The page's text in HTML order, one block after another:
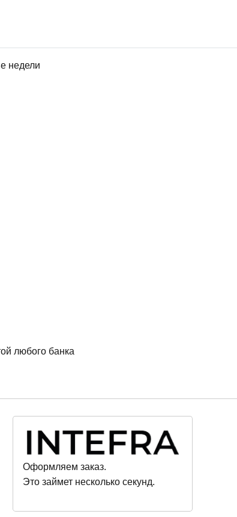
недели
любого банка
Оформляем заказ.
Это займет несколько секунд.